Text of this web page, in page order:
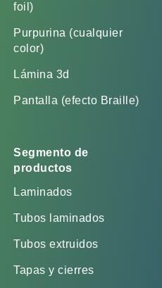
foil)
Purpurina (cualquier
color)
Lámina 3d
Pantalla (efecto Braille)
Segmento de
productos
Laminados
Tubos laminados
Tubos extruidos
Tapas y cierres